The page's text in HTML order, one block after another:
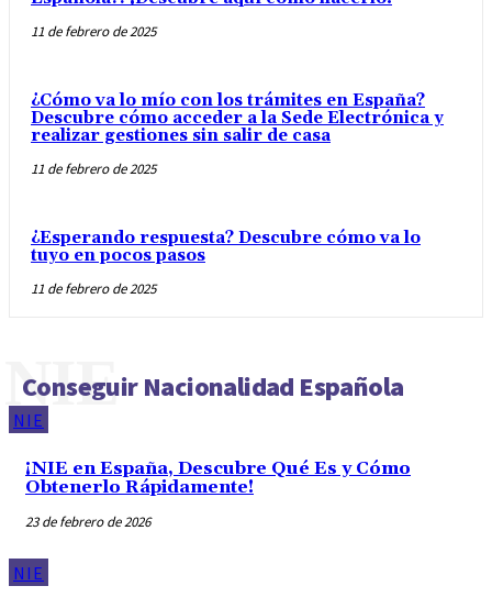
11 de febrero de 2025
¿Cómo va lo mío con los trámites en España?
Descubre cómo acceder a la Sede Electrónica y
realizar gestiones sin salir de casa
11 de febrero de 2025
¿Esperando respuesta? Descubre cómo va lo
tuyo en pocos pasos
11 de febrero de 2025
Conseguir Nacionalidad Española
NIE
NIE
¡NIE en España, Descubre Qué Es y Cómo
Obtenerlo Rápidamente!
23 de febrero de 2026
NIE